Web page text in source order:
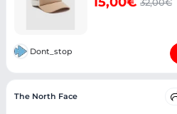
32,00€
Dont_stop
The North Face